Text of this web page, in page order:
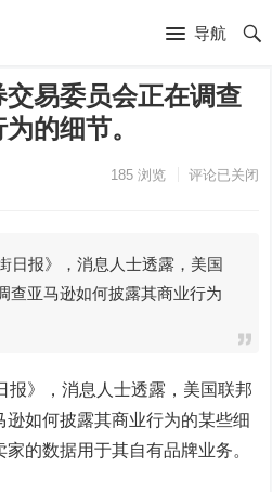
导航
易委员会正在调查
的细节。
185浏览 评论已关闭
日报》，消息人士透露，美国
查亚马逊如何披露其商业行为
报》，消息人士透露，美国联邦
如何披露其商业行为的某些细
的数据用于其自有品牌业务。